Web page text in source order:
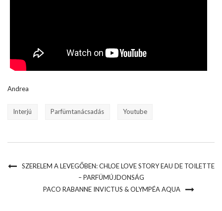
Andrea
Interjú Parfümtanácsadás Youtube
SZERELEM A LEVEGŐBEN: CHLOE LOVE STORY EAU DE TOILETTE
– PARFÜMÚJDONSÁG
PACO RABANNE INVICTUS & OLYMPÉA AQUA